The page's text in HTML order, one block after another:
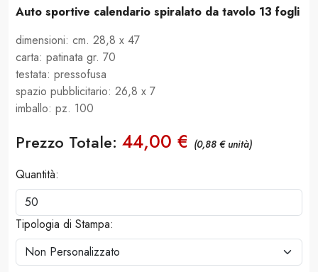
Auto sportive calendario spiralato da tavolo 13 fogli
dimensioni: cm. 28,8 x 47
carta: patinata gr. 70
testata: pressofusa
spazio pubblicitario: 26,8 x 7
imballo: pz. 100
Prezzo Totale: 44,00 € (0,88 € unità)
Quantità:
Tipologia di Stampa: